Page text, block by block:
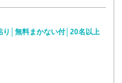
り│無料まかない付│20名以上